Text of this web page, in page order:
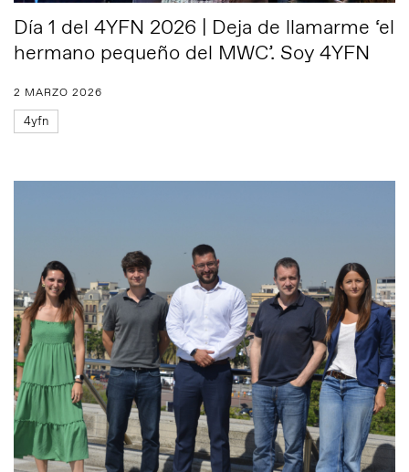
Día 1 del 4YFN 2026 | Deja de llamarme ‘el
hermano pequeño del MWC’. Soy 4YFN
2 MARZO 2026
4yfn